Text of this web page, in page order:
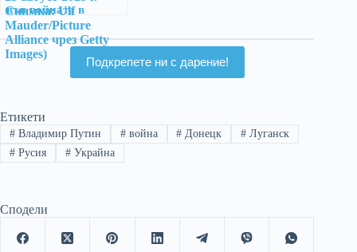
във войната в
Украйна
Подкрепете ни с дарение!
Етикети
#Владимир Путин #война # Донецк # Луганск
#Русия #Украйна
Сподели